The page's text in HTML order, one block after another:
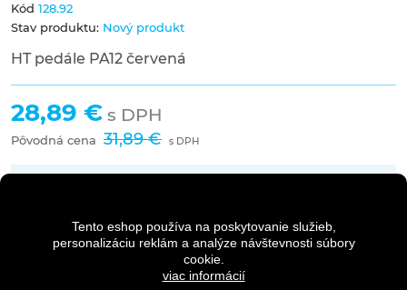
Tento eshop používa na poskytovanie služieb,
personalizáciu reklám a analýze návštevnosti súbory
cookie.
viac informácií
Kód 128.92
Stav produktu: Nový produkt
HT pedále PA12 červená
28,89 € s DPH
Pôvodná cena 31,89 € s DPH
Dostupnosť: 1 - 3 dni